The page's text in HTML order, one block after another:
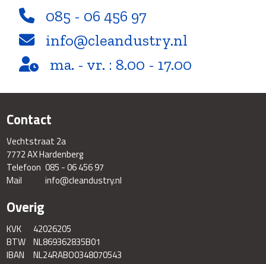
085 - 06 456 97
info@cleandustry.nl
ma. - vr. : 8.00 - 17.00
Contact
Vechtstraat 2a
7772 AX Hardenberg
Telefoon 085 - 06 456 97
Mail
info@cleandustry.nl
Overig
KVK
42026205
BTW NL869362835B01
IBAN
NL24RABO0348070543